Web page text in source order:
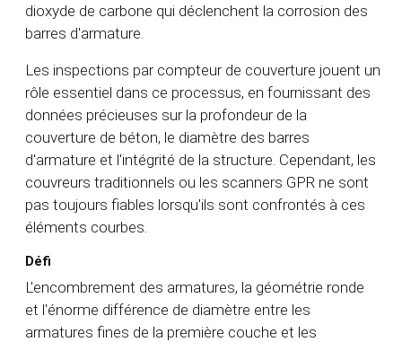
dioxyde de carbone qui déclenchent la corrosion des
barres d'armature.
Les inspections par compteur de couverture jouent un
rôle essentiel dans ce processus, en fournissant des
données précieuses sur la profondeur de la
couverture de béton, le diamètre des barres
d'armature et l'intégrité de la structure. Cependant, les
couvreurs traditionnels ou les scanners GPR ne sont
pas toujours fiables lorsqu'ils sont confrontés à ces
éléments courbes.
Défi
L'encombrement des armatures, la géométrie ronde
et l'énorme différence de diamètre entre les
armatures fines de la première couche et les